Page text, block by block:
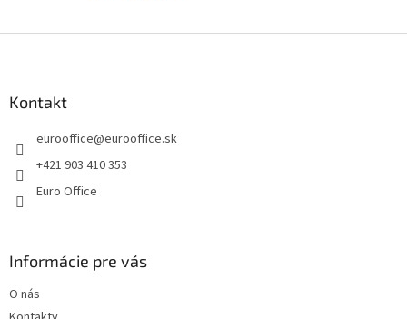
Kontakt
eurooffice@eurooffice.sk
+421 903 410 353
Euro Office
Informácie pre vás
O nás